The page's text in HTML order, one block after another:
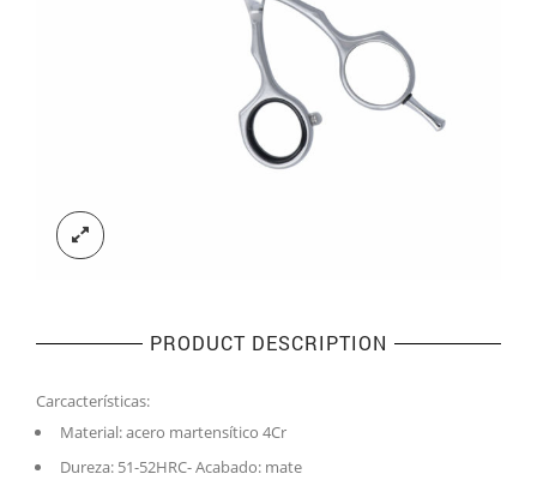
PRODUCT DESCRIPTION
Carcacterísticas:
Material: acero martensítico 4Cr
Dureza: 51-52HRC- Acabado: mate